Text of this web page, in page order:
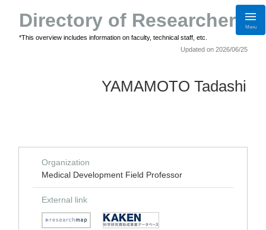
Directory of Researchers
*This overview includes information on faculty, technical staff, etc.
Menu
Updated on 2026/06/25
YAMAMOTO Tadashi
Organization
Medical Development Field Professor
External link